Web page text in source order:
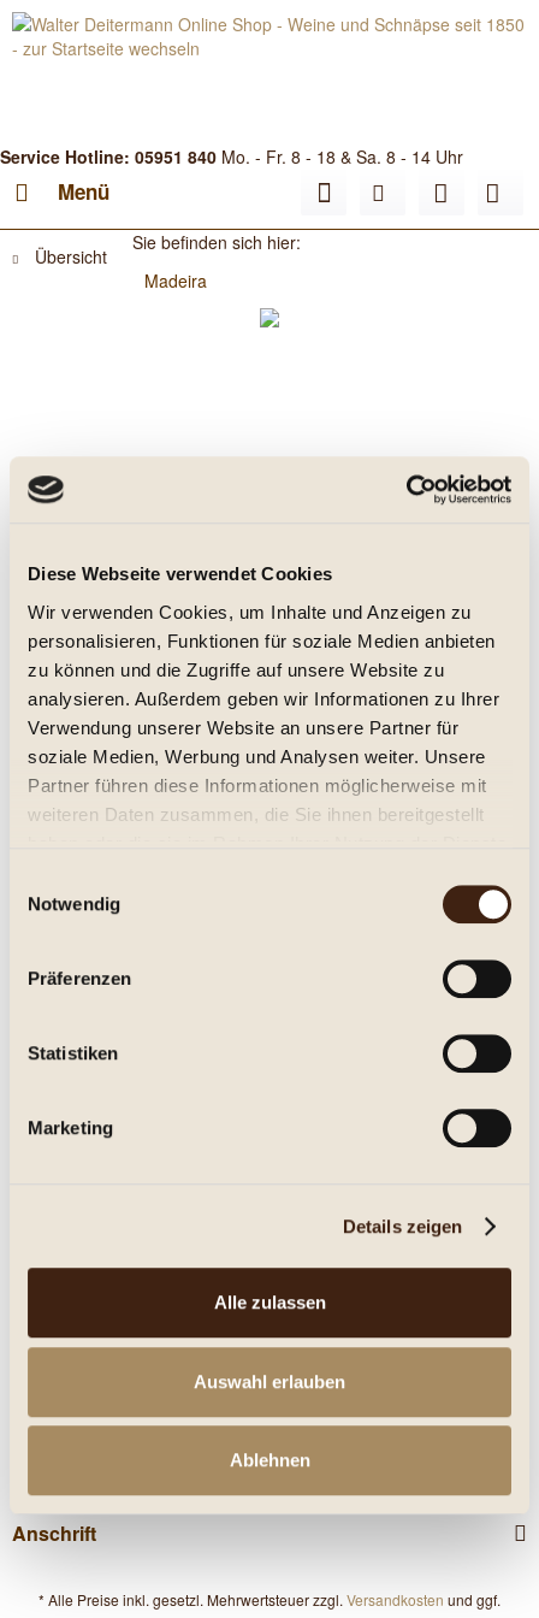
Diese Webseite verwendet Cookies
Wir verwenden Cookies, um Inhalte und Anzeigen zu
personalisieren, Funktionen für soziale Medien anbieten
zu können und die Zugriffe auf unsere Website zu
analysieren. Außerdem geben wir Informationen zu Ihrer
Verwendung unserer Website an unsere Partner für
soziale Medien, Werbung und Analysen weiter. Unsere
Partner führen diese Informationen möglicherweise mit
weiteren Daten zusammen, die Sie ihnen bereitgestellt
Notwendig
Präferenzen
Statistiken
Marketing
Details zeigen
Alle zulassen
Auswahl erlauben
Ablehnen
Service Hotline: 05951 840 Mo. - Fr. 8 - 18 & Sa. 8 - 14 Uhr
Menü
Übersicht
Sie befinden sich hier:
Madeira
Justino's 1954 Madeira Verdelho 19,0%
vol.
halbtrocken, Jg. 1954
995,00 € *
Inhalt:0.75 Liter (1.326,67 € * / 1 Liter)
inkl. MwSt.zzgl. Versandkosten
Lieferzeit ca. 1-3 Tage**
Merken
Justino´s Madeira VQPRD, 1954er Verdelho Halbtrockener,
Eigenschaften
Kunden haben sich ebenfalls angesehen
Shop Service
Anschrift
* Alle Preise inkl. gesetzl. Mehrwertsteuer zzgl. Versandkosten und ggf.